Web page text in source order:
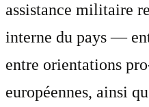
assistance militaire
interne du pays —
entre orientations
européennes, ainsi